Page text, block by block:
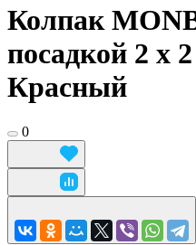
Колпак
посадкой 2 х
Красный
0